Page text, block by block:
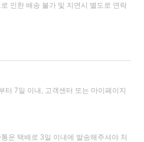
인한 배송 불가 및 지연시 별도로 연락
터 7일 이내, 고객센터 또는 마이페이지
운 택배로 3일 이내에 발송해주셔야 처